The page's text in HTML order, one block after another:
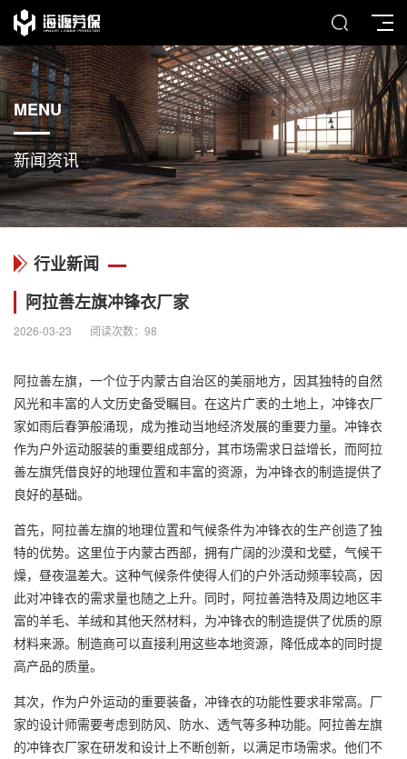
MENU
新闻资讯
行业新闻
阿拉善左旗冲锋衣厂家
2026-03-23 阅读次数： 98
阿拉善左旗，一个位于内蒙古自治区的美丽地方，因其独特的自然
风光和丰富的人文历史备受瞩目。在这片广袤的土地上， 冲锋衣厂
家如雨后春笋般涌现，成为推动当地经济发展的重要力量。冲锋衣
作为户外运动服装的重要组成部分，其市场需求日益增长，而阿拉
善左旗凭借良好的地理位置和丰富的资源，为冲锋衣的制造提供了
良好的基础。
首先，阿拉善左旗的地理位置和气候条件为冲锋衣的生产创造了独
特的优势。这里位于内蒙古西部，拥有广阔的沙漠和戈壁，气候干
燥，昼夜温差大。这种气候条件使得人们的户外活动频率较高，因
此对冲锋衣的需求量也随之上升。同时，阿拉善浩特及周边地区丰
富的羊毛、羊绒和其他天然材料，为冲锋衣的制造提供了优质的原
材料来源。制造商可以直接利用这些本地资源，降低成本的同时提
高产品的质量。
其次，作为户外运动的重要装备，冲锋衣的功能性要求非常高。厂
家的设计师需要考虑到防风、防水、透气等多种功能。阿拉善左旗
的冲锋衣厂家在研发和设计上不断创新，以满足市场需求。他们不